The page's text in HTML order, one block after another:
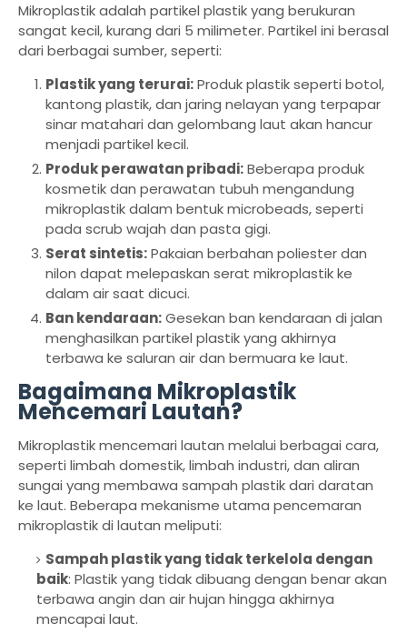
Mikroplastik adalah partikel plastik yang berukuran
sangat kecil, kurang dari 5 milimeter. Partikel ini berasal
dari berbagai sumber, seperti:
Plastik yang terurai:Produk plastik seperti botol,
kantong plastik, dan jaring nelayan yang terpapar
sinar matahari dan gelombang laut akan hancur
menjadi partikel kecil.
Produk perawatan pribadi:Beberapa produk
kosmetik dan perawatan tubuh mengandung
mikroplastik dalam bentuk microbeads, seperti
pada scrub wajah dan pasta gigi.
Serat sintetis:Pakaian berbahan poliester dan
nilon dapat melepaskan serat mikroplastik ke
dalam air saat dicuci.
Ban kendaraan:Gesekan ban kendaraan di jalan
menghasilkan partikel plastik yang akhirnya
terbawa ke saluran air dan bermuara ke laut.
Bagaimana Mikroplastik
Mencemari Lautan?
Mikroplastik mencemari lautan melalui berbagai cara,
seperti limbah domestik, limbah industri, dan aliran
sungai yang membawa sampah plastik dari daratan
ke laut. Beberapa mekanisme utama pencemaran
mikroplastik di lautan meliputi:
Sampah plastik yang tidak terkelola dengan
baik: Plastik yang tidak dibuang dengan benar akan
terbawa angin dan air hujan hingga akhirnya
mencapai laut.